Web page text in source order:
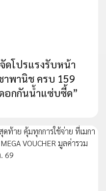
ดโปรแรงรับหน้า
พานิช ครบ 159
อกกันน้ำแซ่บซี้ด”